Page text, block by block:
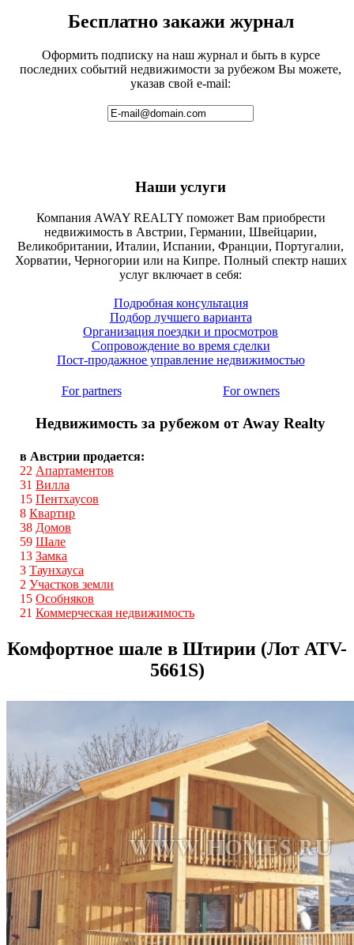
Бесплатно закажи журнал
Оформить подписку на наш журнал и быть в курсе
последних событий недвижимости за рубежом Вы можете,
указав свой e-mail:
Наши услуги
Компания AWAY REALTY поможет Вам приобрести
недвижимость в Австрии, Германии, Швейцарии,
Великобритании, Италии, Испании, Франции, Португалии,
Хорватии, Черногории или на Кипре. Полный спектр наших
услуг включает в себя:
Подробная консультация
Подбор лучшего варианта
Организация поездки и просмотров
Сопровождение во время сделки
Пост-продажное управление недвижимостью
For partners For owners
Недвижимость за рубежом от Away Realty
в Австрии продается:
22 Апартаментов
31 Вилла
15 Пентхаусов
8 Квартир
38 Домов
59 Шале
13 Замка
3 Таунхауса
2 Участков земли
15 Особняков
21 Коммерческая недвижимость
Комфортное шале в Штирии (Лот ATV-
5661S)